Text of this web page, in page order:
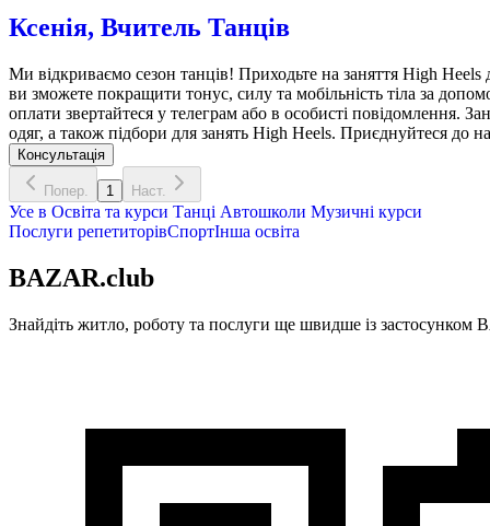
Ксенія, Вчитель Танців
Ми відкриваємо сезон танців! Приходьте на заняття High Heels
ви зможете покращити тонус, силу та мобільність тіла за
оплати звертайтеся у телеграм або в особисті повідомлення.
одяг, а також підбори для занять High Heels. Приєднуйтеся до
Консультація
Попер. 1 Наст.
Усе в Освіта та курси Танці Автошколи Музичні курси
Послуги репетиторівСпортІнша освіта
BAZAR.club
Знайдіть житло, роботу та послуги ще швидше із застосунком